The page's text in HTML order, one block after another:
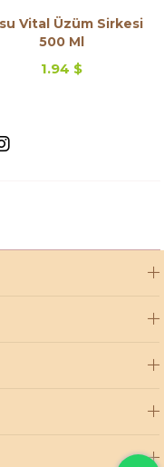
Vital Üzüm Sirkesi
500 Ml
1.94 $